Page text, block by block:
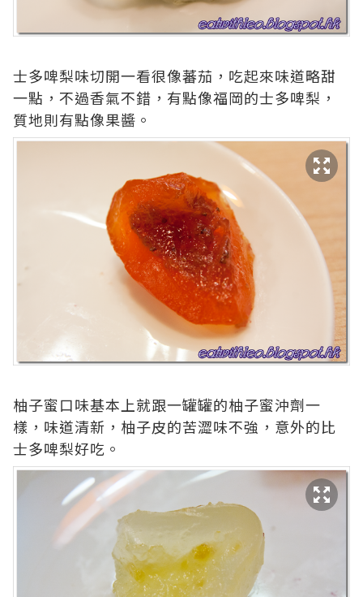
士多啤梨味切開一看很像蕃茄，吃起來味道略甜
一點，不過香氣不錯，有點像福岡的士多啤梨，
質地則有點像果醬。
柚子蜜口味基本上就跟一罐罐的柚子蜜沖劑一
樣，味道清新，柚子皮的苦澀味不強，意外的比
士多啤梨好吃。